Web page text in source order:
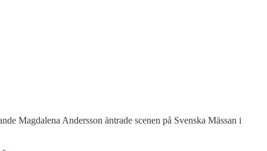
Magdalena Andersson äntrade scenen på Svenska Mässan i